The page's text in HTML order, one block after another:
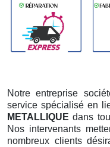
Notre entreprise
service spécialisé en
METALLIQUE dans
Nos intervenants
nombreux clients